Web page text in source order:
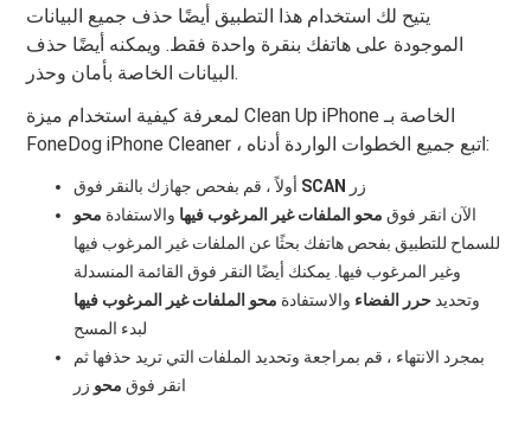
يتيح لك استخدام هذا التطبيق أيضًا حذف جميع البيانات
الموجودة على هاتفك بنقرة واحدة فقط. ويمكنه أيضًا حذف
البيانات الخاصة بأمان وحذر.
لمعرفة كيفية استخدام ميزة Clean Up iPhone الخاصة بـ
FoneDog iPhone Cleaner ، اتبع جميع الخطوات الواردة أدناه:
SCAN
زر
الآن انقر فوق محو الملفات غير المرغوب فيها والاستفادة محو
للسماح للتطبيق بفحص هاتفك بحثًا عن الملفات غير المرغوب فيها
وغير المرغوب فيها. يمكنك أيضًا النقر فوق القائمة المنسدلة
وتحديد حرر الفضاء والاستفادة محو الملفات غير المرغوب فيها
لبدء المسح
بمجرد الانتهاء ، قم بمراجعة وتحديد الملفات التي تريد حذفها ثم
انقر فوق محو زر